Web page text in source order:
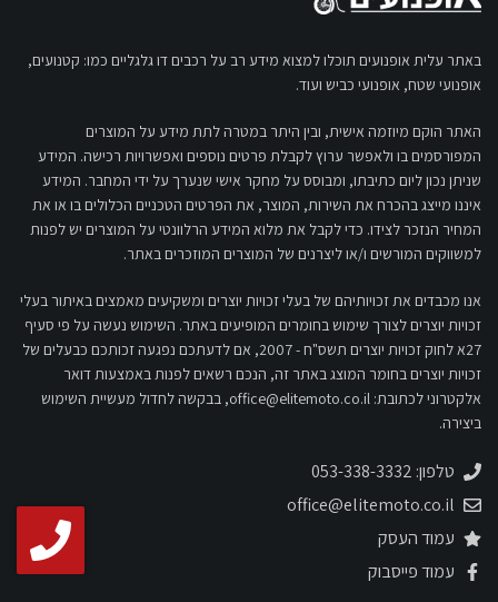
באתר עלית אופנועים תוכלו למצוא מידע רב על רכבים דו גלגליים כמו: קטנועים,
אופנועי שטח, אופנועי כביש ועוד.
האתר הוקם מיוזמה אישית, ובין היתר במטרה לתת מידע על המוצרים
המפורסמים בו ולאפשר ערוץ לקבלת פרטים נוספים ואפשרויות רכישה. המידע
שניתן נכון ליום כתיבתו, ומבוסס על מחקר אישי שנערך על ידי המחבר. המידע
איננו מייצג בהכרח את השירות, המוצר, את הפרטים הטכניים הכלולים בו או את
המחיר הנזכר לצידו. כדי לקבל את מלוא המידע הרלוונטי על המוצרים יש לפנות
למשווקים המורשים ו/או ליצרנים של המוצרים המוזכרים באתר.
אנו מכבדים את זכויותיהם של בעלי זכויות יוצרים ומשקיעים מאמצים באיתור בעלי
זכויות יוצרים לצורך שימוש בחומרים המופיעים באתר. השימוש נעשה על פי סעיף
27א לחוק זכויות יוצרים תשס"ח - 2007, אם לדעתכם נפגעה זכותכם כבעלים של
זכויות יוצרים בחומר המוצג באתר זה, הנכם רשאים לפנות באמצעות דואר
אלקטרוני לכתובת: office@elitemoto.co.il, בבקשה לחדול מעשיית השימוש
ביצירה.
טלפון: 053-338-3332
office@elitemoto.co.il
עמוד העסק
עמוד פייסבוק